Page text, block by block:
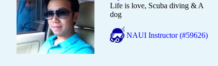
Life is love, Scuba diving & A
dog
NAUI Instructor (#59626)